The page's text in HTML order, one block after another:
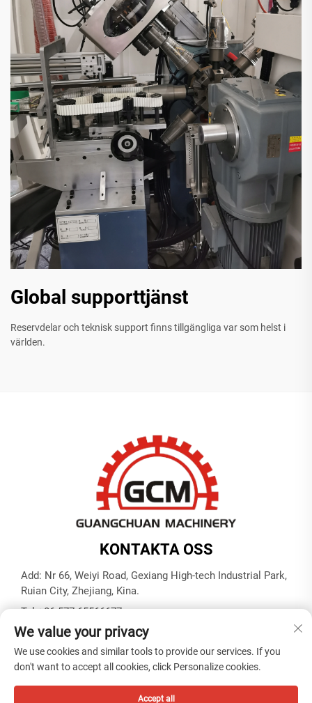
Global supporttjänst
Reservdelar och teknisk support finns tillgängliga var som helst i
världen.
KONTAKTA OSS
Add: Nr 66, Weiyi Road, Gexiang High-tech Industrial Park,
Ruian City, Zhejiang, Kina.
Tel:+86-577-65566677
E-post: [email protected]
Integritetspolicy
We value your privacy
We use cookies and similar tools to provide our services. If you
don't want to accept all cookies, click Personalize cookies.
Accept all